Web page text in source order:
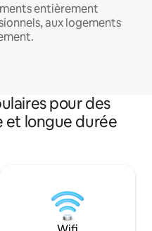
entièrement
aux logements
pour des
et longue durée